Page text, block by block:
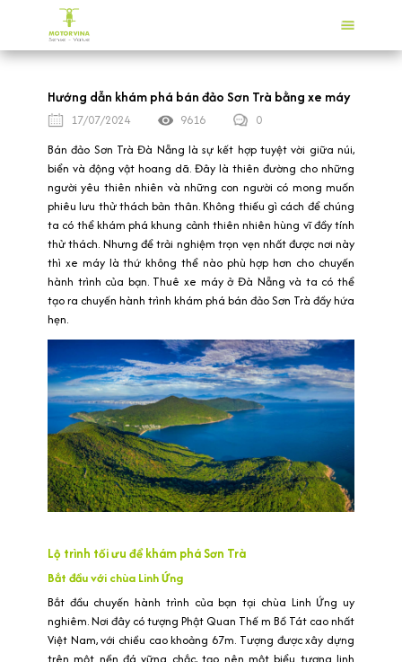
Hướng dẫn khám phá bán đảo Sơn Trà bằng xe máy
17/07/2024 9616
0
Bán đảo Sơn Trà Đà Nẵng là sự kết hợp tuyệt vời giữa núi,
biển và động vật hoang dã. Đây là thiên đường cho những
người yêu thiên nhiên và những con người có mong muốn
phiêu lưu thử thách bản thân. Không thiếu gì cách để chúng
ta có thể khám phá khung cảnh thiên nhiên hùng vĩ đầy tính
thử thách. Nhưng để trải nghiệm trọn vẹn nhất được nơi này
thì xe máy là thứ không thể nào phù hợp hơn cho chuyến
hành trình của bạn. Thuê xe máy ở Đà Nẵng và ta có thể
tạo ra chuyến hành trình khám phá bán đảo Sơn Trà đầy hứa
hẹn.
Lộ trình tối ưu để khám phá Sơn Trà
Bắt đầu với chùa Linh Ứng
Bắt đầu chuyến hành trình của bạn tại chùa Linh Ứng uy
nghiêm. Nơi đây có tượng Phật Quan Thế m Bồ Tát cao nhất
Việt Nam, với chiều cao khoảng 67m. Tượng được xây dựng